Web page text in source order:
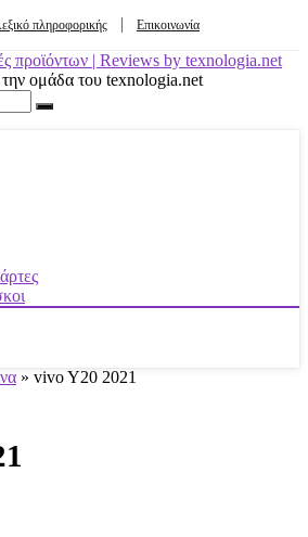
πληροφορικής Επικοινωνία
την ομάδα του texnologia.net
» vivo Y20 2021